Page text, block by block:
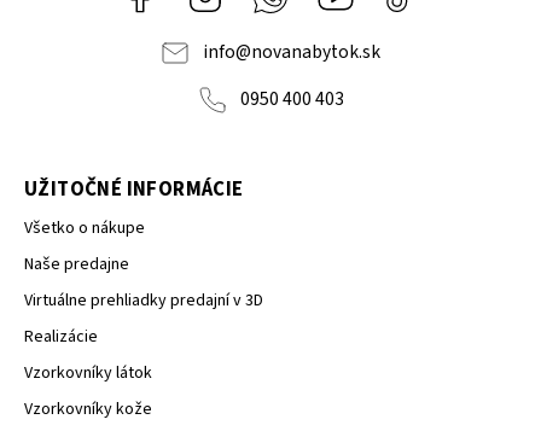
nábytok
info@novanabytok.sk
0950 400 403
UŽITOČNÉ INFORMÁCIE
Všetko o nákupe
Naše predajne
Virtuálne prehliadky predajní v 3D
Realizácie
Vzorkovníky látok
Vzorkovníky kože